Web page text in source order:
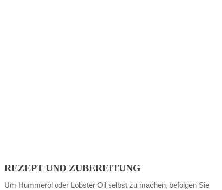
REZEPT UND ZUBEREITUNG
Um Hummeröl oder Lobster Oil selbst zu machen, befolgen Sie